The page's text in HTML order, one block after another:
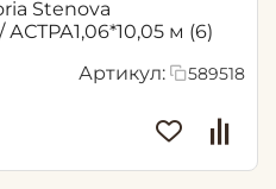
Stenova
м (6)
Артикул: 589518